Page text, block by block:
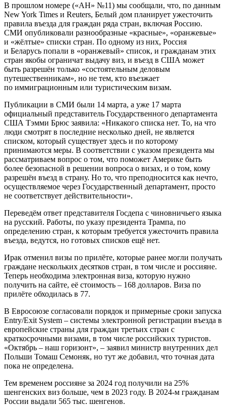
В прошлом номере («АН» №11) мы сообщали, что, по данным
New York Times и Reuters, Белый дом планирует ужесточить
правила въезда для граждан ряда стран, включая Россию.
СМИ опубликовали разнообразные «красные», «оранжевые»
и «жёлтые» списки стран. По одному из них, Россия
и Беларусь попали в «оранжевый» список, и гражданам этих
стран якобы ограничат выдачу виз, и въезд в США может
быть разрешён только «состоятельным деловым
путешественникам», но не тем, кто въезжает
по иммиграционным или туристическим визам.
Публикации в СМИ были 14 марта, а уже 17 марта
официальный представитель Государственного департамента
США Тэмми Брюс заявила: «Никакого списка нет. То, на что
люди смотрят в последние несколько дней, не является
списком, который существует здесь и по которому
принимаются меры. В соответствии с указом президента мы
рассматриваем вопрос о том, что поможет Америке быть
более безопасной в решении вопроса о визах, и о том, кому
разрешён въезд в страну. Но то, что преподносится как нечто,
осуществляемое через Государственный департамент, просто
не соответствует действительности».
Переведём ответ представителя Госдепа с чиновничьего языка
на русский. Работы, по указу президента Трампа, по
определению стран, к которым требуется ужесточить правила
въезда, ведутся, но готовых списков ещё нет.
Ирак отменил визы по прилёте, которые ранее могли получать
граждане нескольких десятков стран, в том числе и россияне.
Теперь необходима электронная виза, которую нужно
получить на сайте, её стоимость – 168 долларов. Виза по
прилёте обходилась в 77.
В Евросоюзе согласовали порядок и примерные сроки запуска
Entry/Exit System – системы электронной регистрации въезда в
европейские страны для граждан третьих стран с
краткосрочными визами, в том числе российских туристов.
«Октябрь – наш горизонт», – заявил министр внутренних дел
Польши Томаш Семоняк, но тут же добавил, что точная дата
пока не определена.
Тем временем россияне за 2024 год получили на 25%
шенгенских виз больше, чем в 2023 году. В 2024-м гражданам
России выдали 565 тыс. шенгенов.